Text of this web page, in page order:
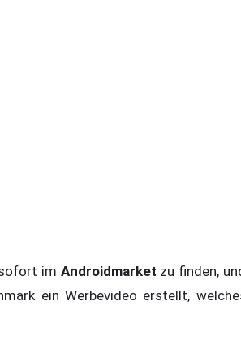
im Androidmarket zu finden,
ein Werbevideo erstellt,